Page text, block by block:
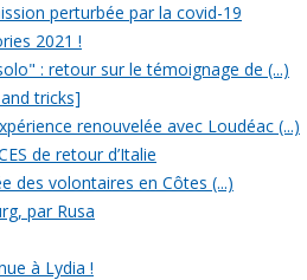
perturbée par la covid-19
2021 !
: retour sur le témoignage de (...)
tricks]
renouvelée avec Loudéac (...)
de retour d’Italie
des volontaires en Côtes (...)
par Rusa
à Lydia !